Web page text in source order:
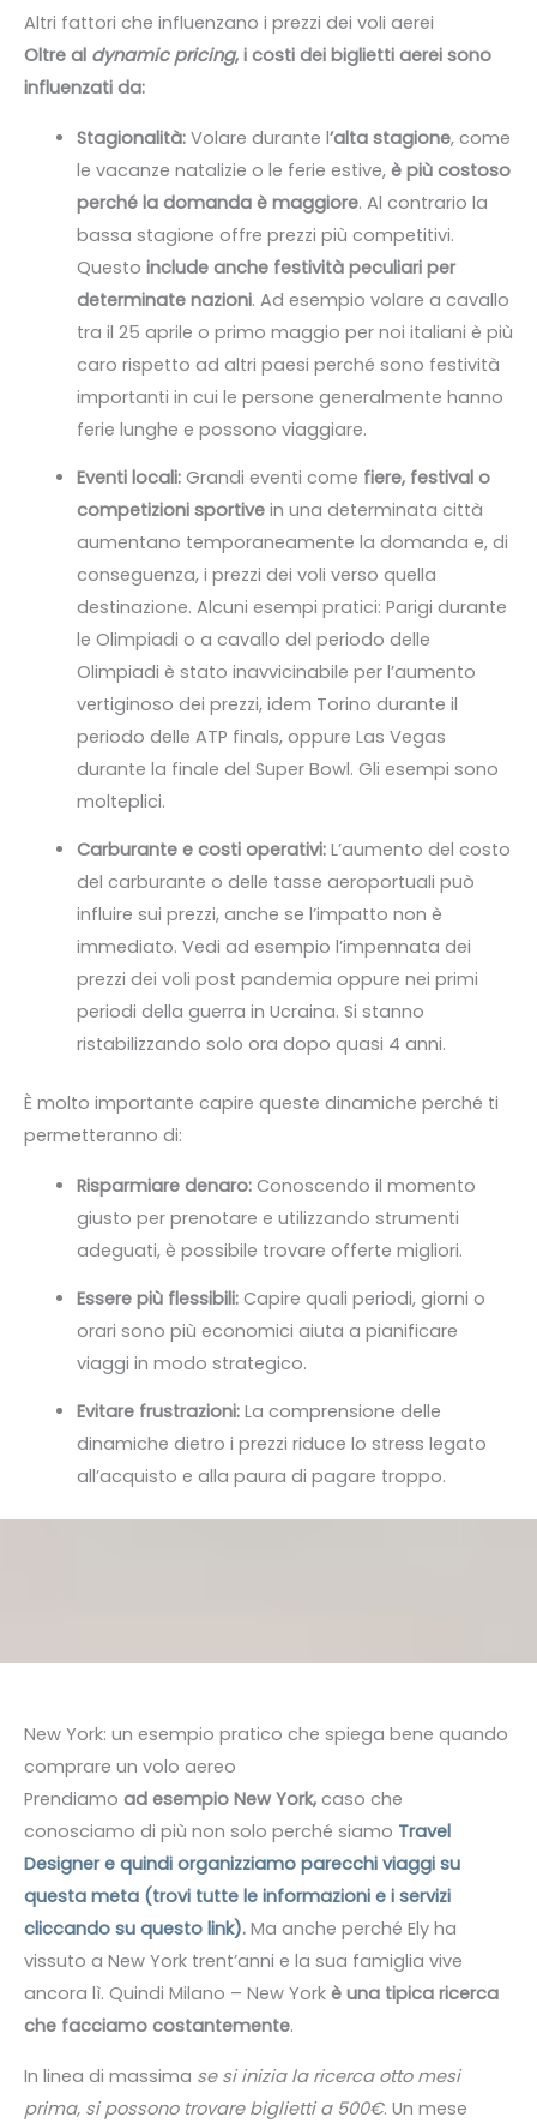
Altri fattori che influenzano i prezzi dei voli aerei
Oltre al dynamic pricing, i costi dei biglietti aerei sono
influenzati da:
Stagionalità:Volare durante l’alta stagione, come
le vacanze natalizie o le ferie estive, è più costoso
perché la domanda è maggiore. Al contrario la
bassa stagione offre prezzi più competitivi.
Questo include anche festività peculiari per
determinate nazioni. Ad esempio volare a cavallo
tra il 25 aprile o primo maggio per noi italiani è più
caro rispetto ad altri paesi perché sono festività
importanti in cui le persone generalmente hanno
ferie lunghe e possono viaggiare.
Eventi locali:Grandi eventi come fiere, festival o
competizioni sportivein una determinata città
aumentano temporaneamente la domanda e, di
conseguenza, i prezzi dei voli verso quella
destinazione. Alcuni esempi pratici: Parigi durante
le Olimpiadi o a cavallo del periodo delle
Olimpiadi è stato inavvicinabile per l’aumento
vertiginoso dei prezzi, idem Torino durante il
periodo delle ATP finals, oppure Las Vegas
durante la finale del Super Bowl. Gli esempi sono
molteplici.
Carburante e costi operativi:L’aumento del costo
del carburante o delle tasse aeroportuali può
influire sui prezzi, anche se l’impatto non è
immediato. Vedi ad esempio l’impennata dei
prezzi dei voli post pandemia oppure nei primi
periodi della guerra in Ucraina. Si stanno
ristabilizzando solo ora dopo quasi 4 anni.
È molto importante capire queste dinamiche perché ti
permetteranno di:
Risparmiare denaro:Conoscendo il momento
giusto per prenotare e utilizzando strumenti
adeguati, è possibile trovare offerte migliori.
Essere più flessibili:Capire quali periodi, giorni o
orari sono più economici aiuta a pianificare
viaggi in modo strategico.
Evitare frustrazioni:La comprensione delle
dinamiche dietro i prezzi riduce lo stress legato
all’acquisto e alla paura di pagare troppo.
New York: un esempio pratico che spiega bene quando
comprare un volo aereo
Prendiamo ad esempio New York, caso che
conosciamo di più non solo perché siamo Travel
Designer e quindi organizziamo parecchi viaggi su
questa meta (trovi tutte le informazioni e i servizi
cliccando su questo link). Ma anche perché Ely ha
vissuto a New York trent’anni e la sua famiglia vive
ancora lì. Quindi Milano – New York è una tipica ricerca
che facciamo costantemente.
In linea di massima se si inizia la ricerca otto mesi
prima, si possono trovare biglietti a 500€. Un mese